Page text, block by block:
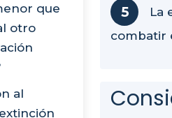
que
otro
al
La
combatir